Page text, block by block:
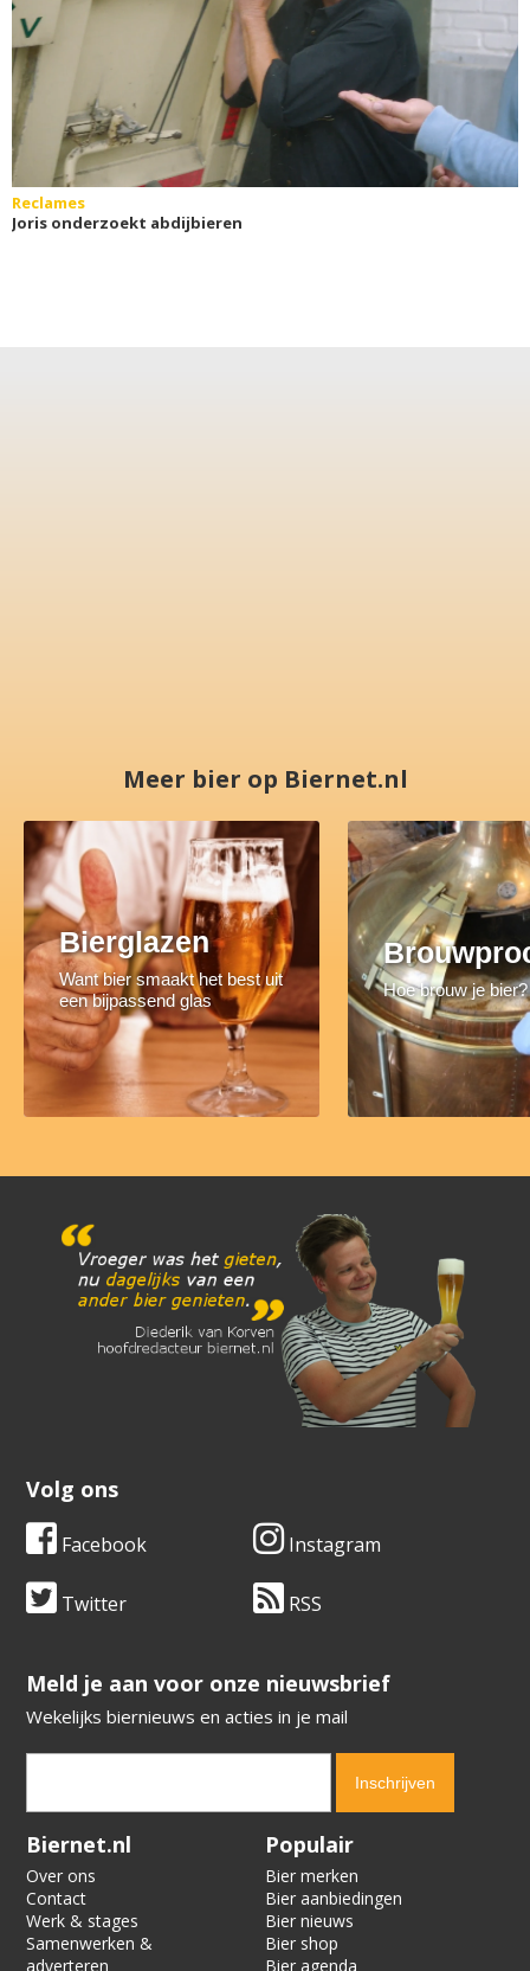
Reclames
Joris onderzoekt abdijbieren
Meer bier op Biernet.nl
Bierglazen
Want bier smaakt het best uit
een bijpassend glas
Hoe brouw je bier?
Volg ons
Facebook Instagram
Twitter RSS
​​​​​​​Meld je aan voor onze nieuwsbrief
Wekelijks biernieuws en acties in je mail
Verification code:
Biernet.nl
Over ons
Contact
Werk & stages
Samenwerken &
adverteren
Populair
Bier merken
Bier aanbiedingen
Bier nieuws
Bier shop
Bier agenda